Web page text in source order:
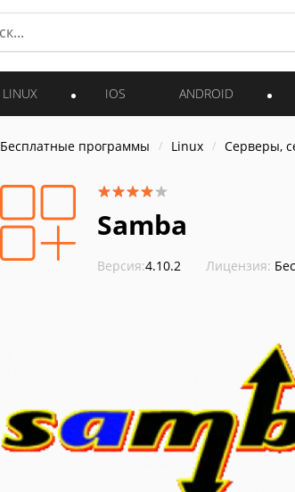
LINUX IOS ANDROID
Бесплатные программы Linux Серверы,
Samba
Версия:4.10.2 Лицензия: